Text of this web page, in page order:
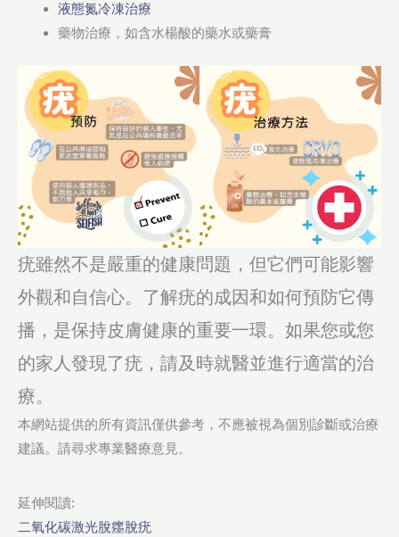
液態氮冷凍治療
藥物治療，如含水楊酸的藥水或藥膏
疣雖然不是嚴重的健康問題，但它們可能影響
外觀和自信心。了解疣的成因和如何預防它傳
播，是保持皮膚健康的重要一環。如果您或您
的家人發現了疣，請及時就醫並進行適當的治
療。
本網站提供的所有資訊僅供參考，不應被視為個別診斷或治療
建議。請尋求專業醫療意見。
延伸閱讀:
二氧化碳激光脫癦脫疣